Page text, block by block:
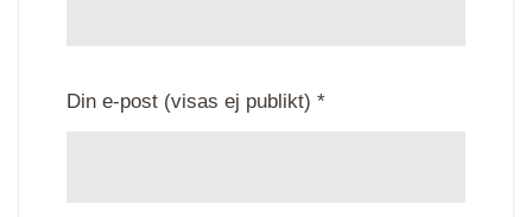
Din e-post (visas ej publikt) *